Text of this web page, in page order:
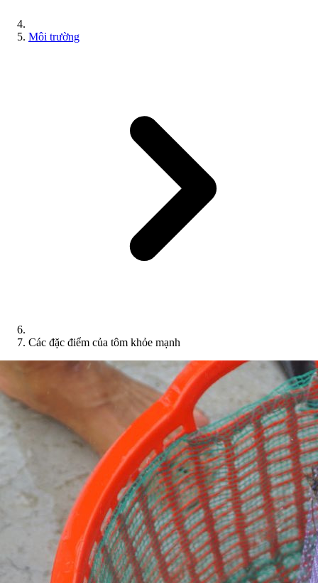
Môi trường
Các đặc điểm của tôm khỏe mạnh